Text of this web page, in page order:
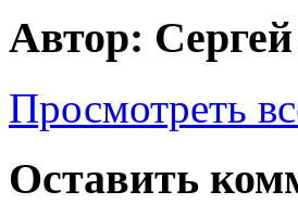
Автор:
Просмотреть
Оставить